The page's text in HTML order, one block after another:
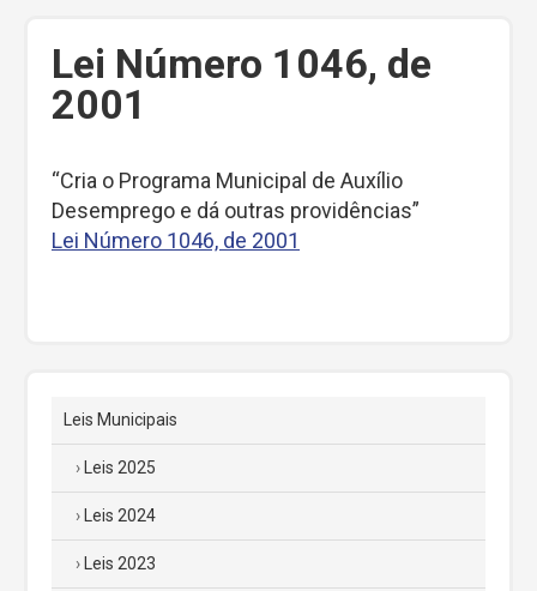
Lei Número 1046, de
2001
“Cria o Programa Municipal de Auxílio
Desemprego e dá outras providências”
Lei Número 1046, de 2001
Leis Municipais
Leis 2025
Leis 2024
Leis 2023